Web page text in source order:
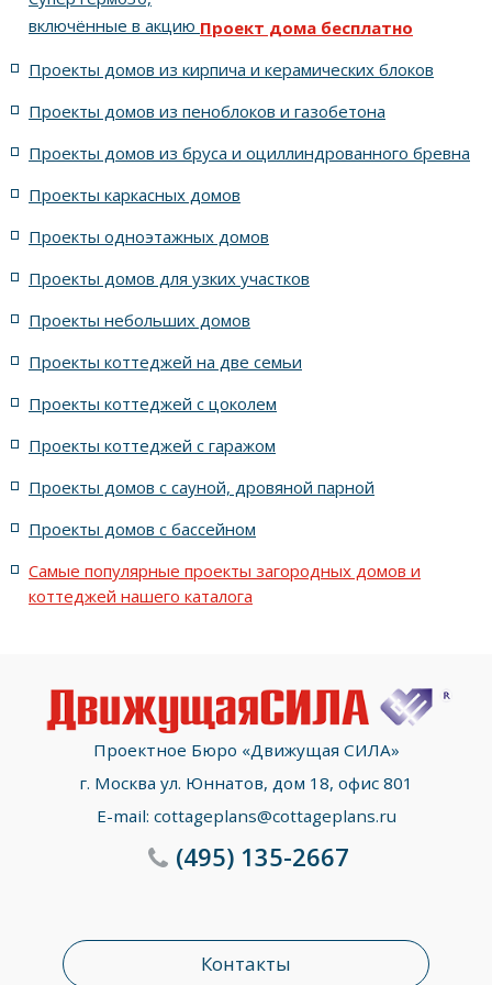
для семьи с одним ребёнком с узкими окнами
с угловой верандой
из кирпича Рустика Гранит 32 (Керамейя)
с лестницей в прихожей
всё под одной крышей
Проекты строительное проектирование домов
с фасадом до 20 метров
включённые в акциюПроект дома бесплатно
Проекты домов из кирпича и керамических блоков
Проекты домов из пеноблоков и газобетона
Проекты домов из бруса и оциллиндрованного бревна
Проекты каркасных домов
Проекты одноэтажных домов
Проекты домов для узких участков
Проекты небольших домов
Проекты коттеджей на две семьи
Проекты коттеджей с цоколем
Проекты коттеджей с гаражом
Проекты домов с сауной, дровяной парной
Проекты домов с бассейном
Самые популярные проекты загородных домов и
коттеджей нашего каталога
Проектное Бюро «Движущая СИЛА»
г. Москва ул. Юннатов, дом 18, офис 801
E-mail: cottageplans@cottageplans.ru
Контакты
(495)135-2667